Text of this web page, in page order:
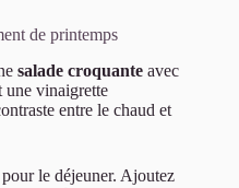
de printemps
salade croquante avec
une vinaigrette
entre le chaud et
le déjeuner. Ajoutez